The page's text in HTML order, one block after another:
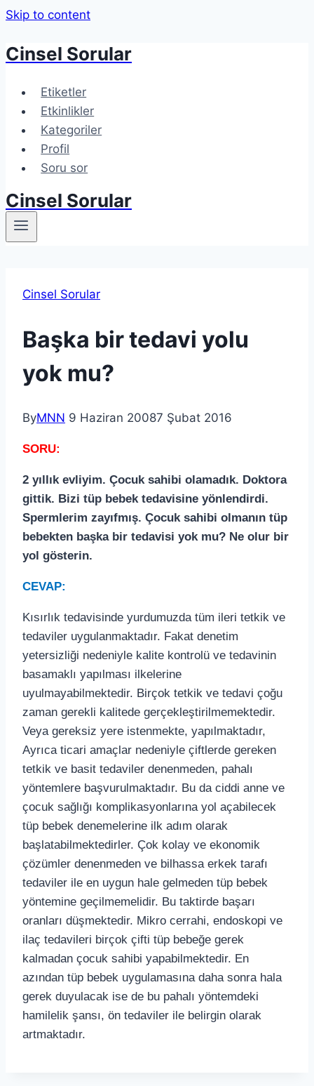
Skip to content
Cinsel Sorular
Etiketler
Etkinlikler
Kategoriler
Profil
Soru sor
Cinsel Sorular
Cinsel Sorular
Başka bir tedavi yolu
yok mu?
ByMNN 9 Haziran 20087 Şubat 2016
SORU:
2 yıllık evliyim. Çocuk sahibi olamadık. Doktora
gittik. Bizi tüp bebek tedavisine yönlendirdi.
Spermlerim zayıfmış. Çocuk sahibi olmanın tüp
bebekten başka bir tedavisi yok mu? Ne olur bir
yol gösterin.
CEVAP:
Kısırlık tedavisinde yurdumuzda tüm ileri tetkik ve
tedaviler uygulanmaktadır. Fakat denetim
yetersizliği nedeniyle kalite kontrolü ve tedavinin
basamaklı yapılması ilkelerine
uyulmayabilmektedir. Birçok tetkik ve tedavi çoğu
zaman gerekli kalitede gerçekleştirilmemektedir.
Veya gereksiz yere istenmekte, yapılmaktadır,
Ayrıca ticari amaçlar nedeniyle çiftlerde gereken
tetkik ve basit tedaviler denenmeden, pahalı
yöntemlere başvurulmaktadır. Bu da ciddi anne ve
çocuk sağlığı komplikasyonlarına yol açabilecek
tüp bebek denemelerine ilk adım olarak
başlatabilmektedirler. Çok kolay ve ekonomik
çözümler denenmeden ve bilhassa erkek tarafı
tedaviler ile en uygun hale gelmeden tüp bebek
yöntemine geçilmemelidir. Bu taktirde başarı
oranları düşmektedir. Mikro cerrahi, endoskopi ve
ilaç tedavileri birçok çifti tüp bebeğe gerek
kalmadan çocuk sahibi yapabilmektedir. En
azından tüp bebek uygulamasına daha sonra hala
gerek duyulacak ise de bu pahalı yöntemdeki
hamilelik şansı, ön tedaviler ile belirgin olarak
artmaktadır.